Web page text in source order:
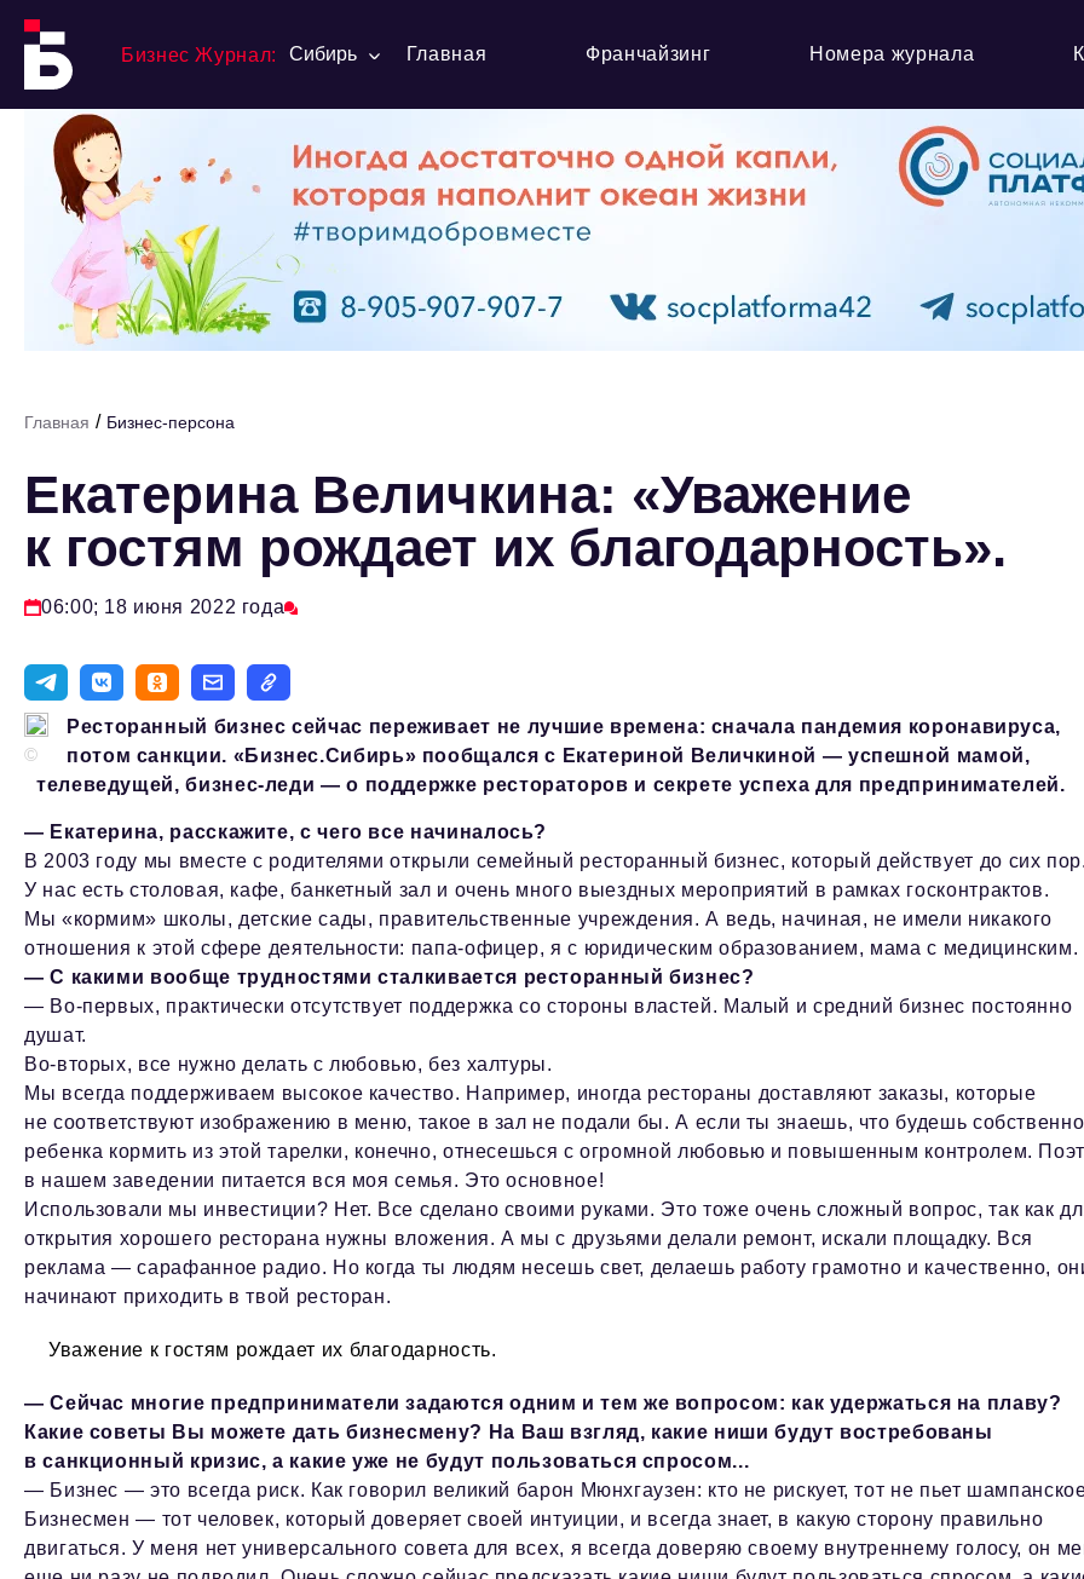
Бизнес Журнал: Сибирь Главная Франчайзинг Номера журнала
Главная / Бизнес-персона
Екатерина Величкина: «Уважение
к гостям рождает их благодарность».
06:00; 18 июня 2022 года
©
Ресторанный бизнес сейчас переживает не лучшие времена: сначала пандемия коронавируса,
потом санкции. «Бизнес.Сибирь» пообщался с Екатериной Величкиной — успешной мамой,
телеведущей, бизнес-леди — о поддержке рестораторов и секрете успеха для предпринимателей.
— Екатерина, расскажите, с чего все начиналось?
В 2003 году мы вместе с родителями открыли семейный ресторанный бизнес, который действует до сих пор.
У нас есть столовая, кафе, банкетный зал и очень много выездных мероприятий в рамках госконтрактов.
Мы «кормим» школы, детские сады, правительственные учреждения. А ведь, начиная, не имели никакого
отношения к этой сфере деятельности: папа-офицер, я с юридическим образованием, мама с медицинским.
— С какими вообще трудностями сталкивается ресторанный бизнес?
— Во-первых, практически отсутствует поддержка со стороны властей. Малый и средний бизнес постоянно
душат.
Во-вторых, все нужно делать с любовью, без халтуры.
Мы всегда поддерживаем высокое качество. Например, иногда рестораны доставляют заказы, которые
не соответствуют изображению в меню, такое в зал не подали бы. А если ты знаешь, что будешь
ребенка кормить из этой тарелки, конечно, отнесешься с огромной любовью и повышенным контролем.
в нашем заведении питается вся моя семья. Это основное!
Использовали мы инвестиции? Нет. Все сделано своими руками. Это тоже очень сложный вопрос, так как
открытия хорошего ресторана нужны вложения. А мы с друзьями делали ремонт, искали площадку. Вся
реклама — сарафанное радио. Но когда ты людям несешь свет, делаешь работу грамотно и качественно,
начинают приходить в твой ресторан.
Уважение к гостям рождает их благодарность.
— Сейчас многие предприниматели задаются одним и тем же вопросом: как удержаться на плаву?
Какие советы Вы можете дать бизнесмену? На Ваш взгляд, какие ниши будут востребованы
в санкционный кризис, а какие уже не будут пользоваться спросом...
— Бизнес — это всегда риск. Как говорил великий барон Мюнхгаузен: кто не рискует, тот не пьет
Бизнесмен — тот человек, который доверяет своей интуиции, и всегда знает, в какую сторону правильно
двигаться. У меня нет универсального совета для всех, я всегда доверяю своему внутреннему голосу, он